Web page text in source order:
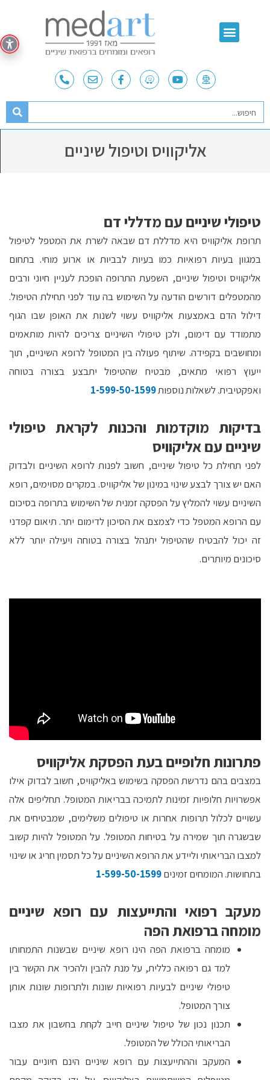
אליקוויס וטיפול שיניים
טיפולי שיניים עם מדללי דם
תרופת אליקוויס היא מדללת דם שבאה לשרת את המטפל לטיפול
במגוון בעיות רפואיות כמו בעיות לבביות או ארוע מוחי. בתחום
אליקוויס וטיפול שיניים, השפעת התרופה הופכת לעניין חיוני ורבים
מהמטפלים דורשים הודעה על השימוש בה עוד לפני תחילת הטיפול.
דילול הדם באמצעות אליקוויס עשוי לשנות את האופן שבו הגוף
מתמודד עם דימום, ולכן טיפולי השיניים צריכים להיות מותאמים
ומחושבים בקפידה. שיתוף פעולה בין המטופל לרופא השיניים, תוך
ייעוץ רפואי מתאים, מבטיח שהטיפול יתבצע בצורה בטוחה
ואפקטיבית. לשאלות נוספות1-599-50-1599
בדיקות מוקדמות והכנות לקראת טיפולי
שיניים עם אליקוויס
לפני תחילת כל טיפול שיניים, חשוב לפנות לרופא השיניים ולבדוק
האם יש צורך לבצע שינוי במינון של אליקוויס. במקרים מסוימים, רופא
השיניים עשוי להמליץ על הפסקה זמנית של השימוש בתרופה בסיכום
עם הרופא המטפל כדי לצמצם את הסיכון לדימום יתר. תיאום קפדני
זה יכול להבטיח שהטיפול יתנהל בצורה בטוחה ויעילה יותר ללא
סיכונים מיותרים.
פתרונות חלופיים בעת הפסקת אליקוויס
במצבים בהם נדרשת הפסקה בשימוש באליקוויס, חשוב לבדוק אילו
אפשרויות חלופיות זמינות לתמיכה בבריאות המטופל. תחליפים אלה
עשויים לכלול תרופות אחרות או טיפולים משלימים, שמבטיחים את
שבשגרה תוך שמירה על בטיחות המטופל. על המטופל להיות קשוב
למצבו הבריאותי וליידע את הרופא השיניים על כל תסמין חריג או שינוי
בתחושות. המומחים זמינים1-599-50-1599
מעקב רפואי והתייעצות עם רופא שיניים
מומחה ברפואת הפה
מומחה ברפואת הפה הינו רופא שיניים שבשנות התמחותו
למד גם רפואה כללית, על מנת להבין ולהכיר את הקשר בין
טיפולי שיניים לבעיות רפואיות שונות ולתרופות שונות אותן
צורך המטופל.
תכנון נכון של טיפול שיניים חייב לקחת בחשבון את מצבו
הבריאותי הכולל של המטופל.
המעקב וההתייעצות עם רופא שיניים הינם חיוניים עבור